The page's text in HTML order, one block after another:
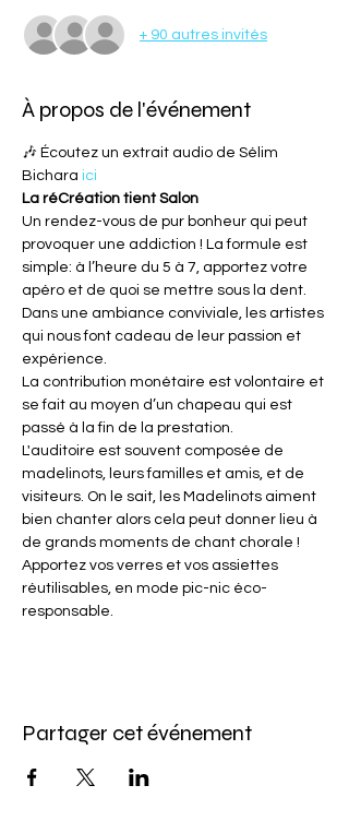
+ 90 autres invités
À propos de l'événement
🎶 Écoutez un extrait audio de Sélim
Bichara ici
La réCréation tient Salon
Un rendez-vous de pur bonheur qui peut
provoquer une addiction ! La formule est
simple: à l’heure du 5 à 7, apportez votre
apéro et de quoi se mettre sous la dent.
Dans une ambiance conviviale, les artistes
qui nous font cadeau de leur passion et
expérience.
La contribution monétaire est volontaire et
se fait au moyen d’un chapeau qui est
passé à la fin de la prestation.
L'auditoire est souvent composée de
madelinots, leurs familles et amis, et de
visiteurs. On le sait, les Madelinots aiment
bien chanter alors cela peut donner lieu à
de grands moments de chant chorale !
Apportez vos verres et vos assiettes
réutilisables, en mode pic-nic éco-
responsable.
Partager cet événement